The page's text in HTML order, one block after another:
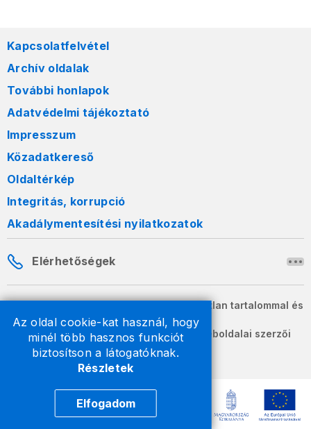
Az oldal cookie-kat használ, hogy
minél több hasznos funkciót
biztosítson a látogatóknak.
Részletek
Elfogadom
Kapcsolatfelvétel
Archív oldalak
További honlapok
Adatvédelmi tájékoztató
Impresszum
Közadatkereső
Oldaltérkép
Integritás, korrupció
Akadálymentesítési nyilatkozatok
Elérhetőségek
A honlapon szereplő információk változatlan tartalommal és
formában szabadon terjeszthetők.
2026 © A Nemzeti Adó- és Vámhivatal weboldalai szerzői
jogvédelem alatt állnak.